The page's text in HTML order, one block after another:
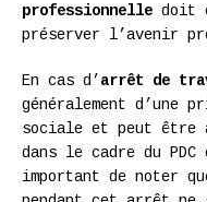
professionnelle doit
préserver l’avenir
En cas d’ arrêt de
généralement d’une
sociale et peut être
dans le cadre du
important de noter